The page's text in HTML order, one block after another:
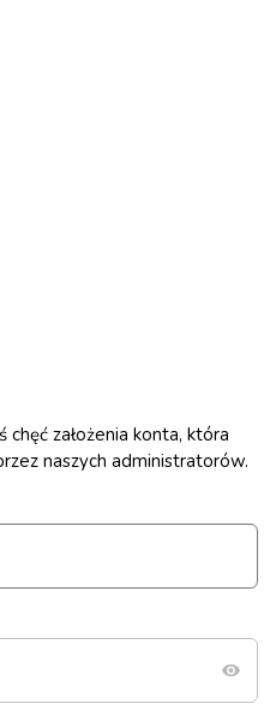
założenia konta, która
naszych administratorów.